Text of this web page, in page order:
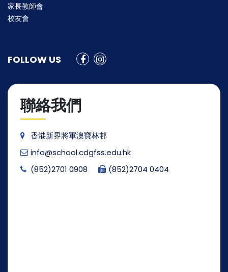
家長教師會
校友會
FOLLOW US
聯絡我們
香港新界將軍澳寶林邨
info@school.cdgfss.edu.hk
(852)2701 0908
(852)2704 0404